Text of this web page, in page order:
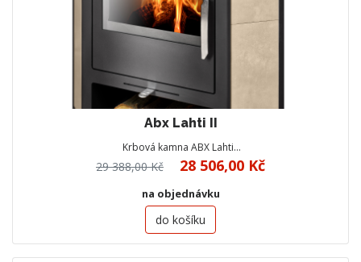
Abx Lahti II
Krbová kamna ABX Lahti…
29 388,00 Kč 28 506,00 Kč
na objednávku
do košíku